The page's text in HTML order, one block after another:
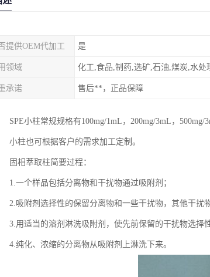
提供OEM代加工 是
领域
承诺 售后**，正品保障
SPE小柱常规规格有100mg/1mL，200mg/3mL，
小柱也可根据客户的需求加工定制。
固相萃取柱简要过程：
1.一个样品包括分离物和干扰物通过吸附剂；
2.吸附剂选择性的保留分离物和一些干扰物，其他干扰
3.用适当的溶剂淋洗吸附剂，使先前保留的干扰物选择
4.纯化、浓缩的分离物从吸附剂上淋洗下来。